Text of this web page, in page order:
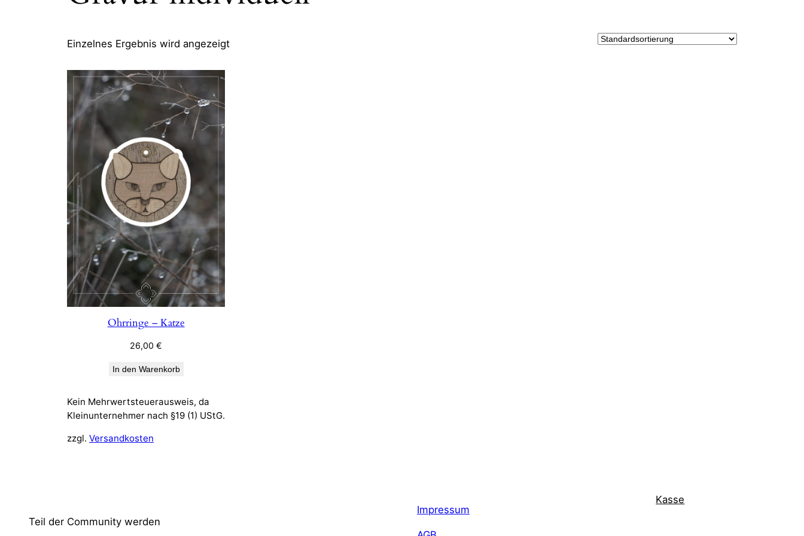
Einzelnes Ergebnis wird angezeigt
Ohrringe – Katze
26,00€
In den Warenkorb
Kein Mehrwertsteuerausweis, da
Kleinunternehmer nach §19 (1) UStG.
zzgl. Versandkosten
Teil der Community werden
Impressum
Kasse